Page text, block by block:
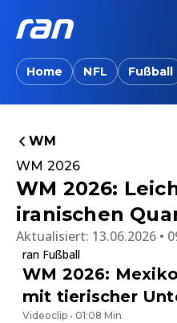
Home NFL Fußball
WM
WM 2026
WM 2026:
iranischen
Aktualisiert: 13.06.2026 •
ran Fußball
WM 2026:
mit tierischer
Videoclip • 01:08 Min